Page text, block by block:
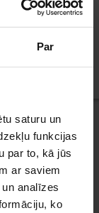
Par
saturu un
funkcijas
par to, kā jūs
ar saviem
analīzes
ko